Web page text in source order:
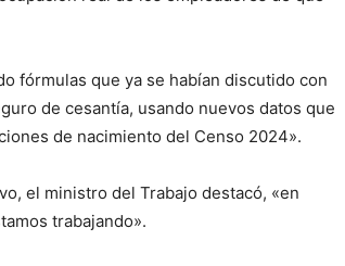
fórmulas que ya se habían discutido con
de cesantía, usando nuevos datos que
de nacimiento del Censo 2024».
el ministro del Trabajo destacó, «en
trabajando».